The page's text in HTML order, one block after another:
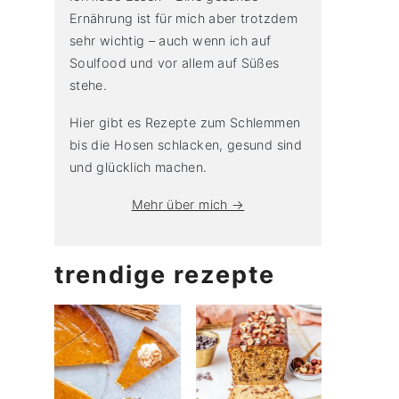
Ernährung ist für mich aber trotzdem
sehr wichtig – auch wenn ich auf
Soulfood und vor allem auf Süßes
stehe.
Hier gibt es Rezepte zum Schlemmen
bis die Hosen schlacken, gesund sind
und glücklich machen.
Mehr über mich →
trendige rezepte